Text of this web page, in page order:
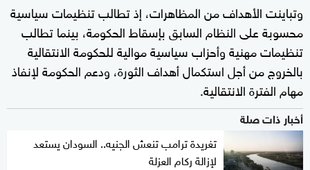
وتباينت الأهداف من المظاهرات، إذ تطالب تنظيمات سياسية
محسوبة على النظام السابق بإسقاط الحكومة، بينما تطالب
تنظيمات مهنية وأحزاب سياسية موالية للحكومة الانتقالية
بالخروج من أجل استكمال أهداف الثورة، ودعم الحكومة لإنفاذ
مهام الفترة الانتقالية.
أخبار ذات صلة
تغريدة ترامب تنعش الجنيه.. السودان يستعد
لإزالة ركام العزلة